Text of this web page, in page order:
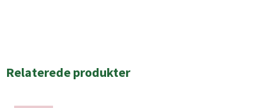
Relaterede produkter